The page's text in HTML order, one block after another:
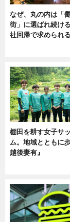
なぜ、丸の内は「
街」に選ばれ続け
社回帰で求められ
棚田を耕す女子サ
ム。地域とともに
越後妻有』